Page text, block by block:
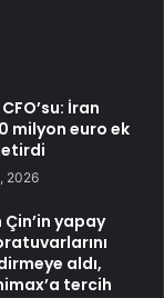
İran
milyon euro ek
2026
yapay
aldı,
tercih